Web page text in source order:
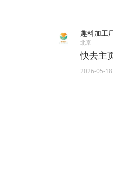
趣料加工
北京
快去主
2026-05-18